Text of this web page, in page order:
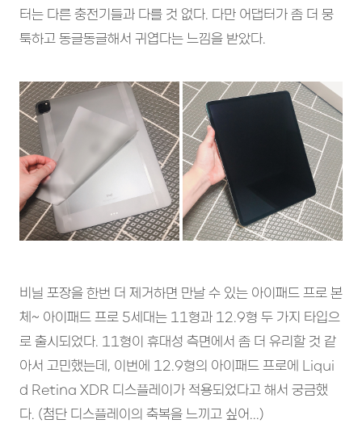
터는 다른 충전기들과 다를 것 없다. 다만 어댑터가 좀 더 뭉
툭하고 동글동글해서 귀엽다는 느낌을 받았다.
비닐 포장을 한번 더 제거하면 만날 수 있는 아이패드 프로 본
체~ 아이패드 프로 5세대는 11형과 12.9형 두 가지 타입으
로 출시되었다. 11형이 휴대성 측면에서 좀 더 유리할 것 같
아서 고민했는데, 이번에 12.9형의 아이패드 프로에 Liqui
d Retina XDR 디스플레이가 적용되었다고 해서 궁금했
다. (첨단 디스플레이의 축복을 느끼고 싶어...)